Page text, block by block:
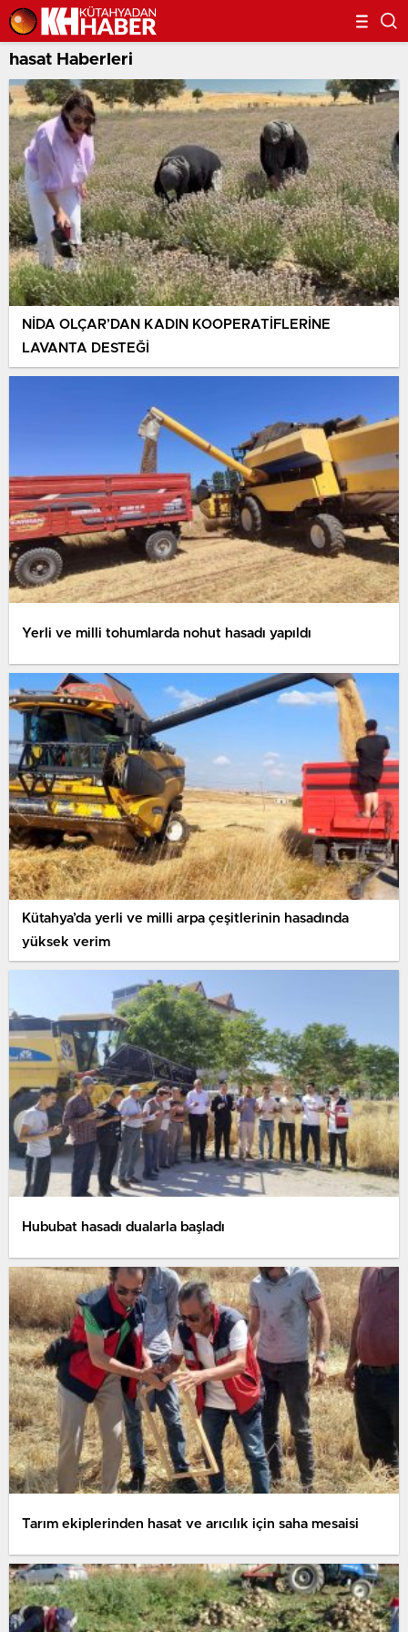
hasat Haberleri
NİDA OLÇAR’DAN KADIN KOOPERATİFLERİNE
LAVANTA DESTEĞİ
Yerli ve milli tohumlarda nohut hasadı yapıldı
Kütahya’da yerli ve milli arpa çeşitlerinin hasadında
yüksek verim
Hububat hasadı dualarla başladı
Tarım ekiplerinden hasat ve arıcılık için saha mesaisi